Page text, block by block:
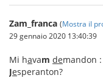
Zam_franca (Mostra il
29 gennaio 2020 13:40:39
Mi havam demandon
Jesperanton?